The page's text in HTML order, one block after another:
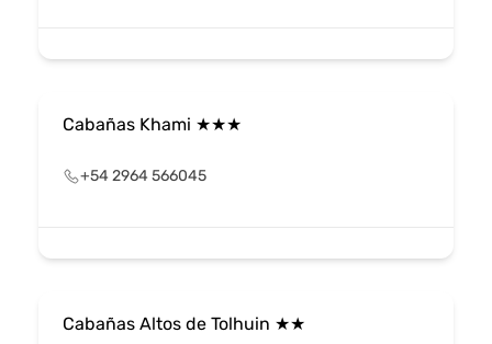
Cabañas Khami ★★★
+54 2964 566045
Cabañas Altos de Tolhuin ★★